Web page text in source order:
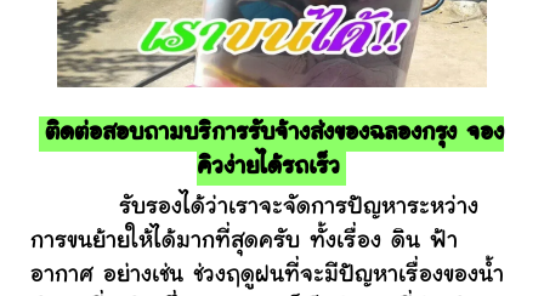
ติดต่อสอบถามบริการรับจ้างส่งของฉลองกรุง จอง
คิวง่ายได้รถเร็ว
รับรองได้ว่าเราจะจัดการปัญหาระหว่าง
การขนย้ายให้ได้มากที่สุดครับ ทั้งเรื่อง ดิน ฟ้า
อากาศ อย่างเช่น ช่วงฤดูฝนที่จะมีปัญหาเรื่องของน้ำ